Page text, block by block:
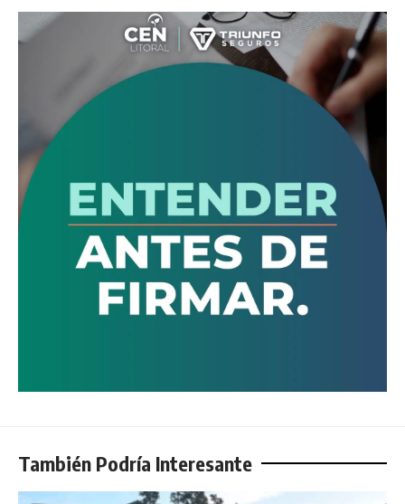
También Podría Interesante